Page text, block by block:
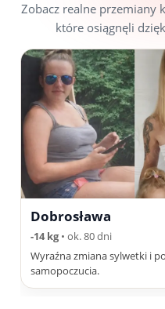
Zobacz realne przemiany
które osiągnęli
Dobrosława
-14 kg• ok. 80 dni
Wyraźna zmiana sylwetki i
samopoczucia.